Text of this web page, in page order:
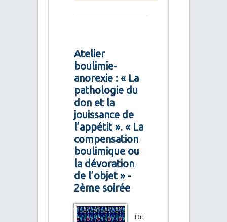
Atelier
boulimie-
anorexie : « La
pathologie du
don et la
jouissance de
l’appétit ». « La
compensation
boulimique ou
la dévoration
de l’objet » -
2ème soirée
Du